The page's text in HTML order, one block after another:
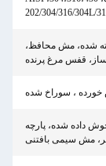
202/304/316/304L/
شده، مش محافظ،
قفس مرغ پرنده
، سوراخ شده
داده شده، پارچه
مش سیمی بافتنی